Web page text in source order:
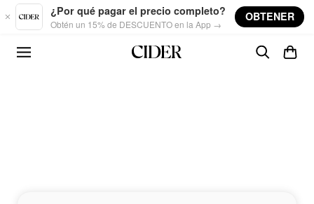
Skip to main content
¿Por qué pagar el precio completo?
Obtén un 15% de DESCUENTO en la App →
OBTENER